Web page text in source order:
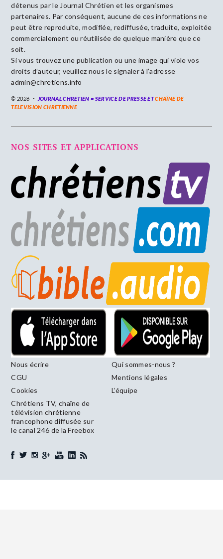
détenus par le Journal Chrétien et les organismes
partenaires. Par conséquent, aucune de ces informations ne
peut être reproduite, modifiée, rediffusée, traduite, exploitée
commercialement ou réutilisée de quelque manière que ce
soit.
Si vous trouvez une publication ou une image qui viole vos
droits d’auteur, veuillez nous le signaler à l’adresse
admin@chretiens.info
© 2026 JOURNAL CHRÉTIEN = SERVICE DE PRESSE ETCHAÎNE DE
TELEVISION CHRETIENNE
NOS SITES ET APPLICATIONS
Nous écrire
Qui sommes-nous ?
CGU
Mentions légales
Cookies
L’équipe
Chrétiens TV, chaîne de
télévision chrétienne
francophone diffusée sur
le canal 246 de la Freebox